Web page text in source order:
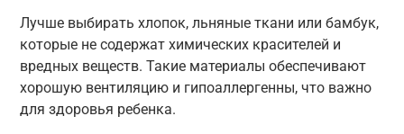
Лучше выбирать хлопок, льняные ткани или бамбук,
которые не содержат химических красителей и
вредных веществ. Такие материалы обеспечивают
хорошую вентиляцию и гипоаллергенны, что важно
для здоровья ребенка.